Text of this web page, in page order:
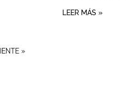
LEER MÁS »
»